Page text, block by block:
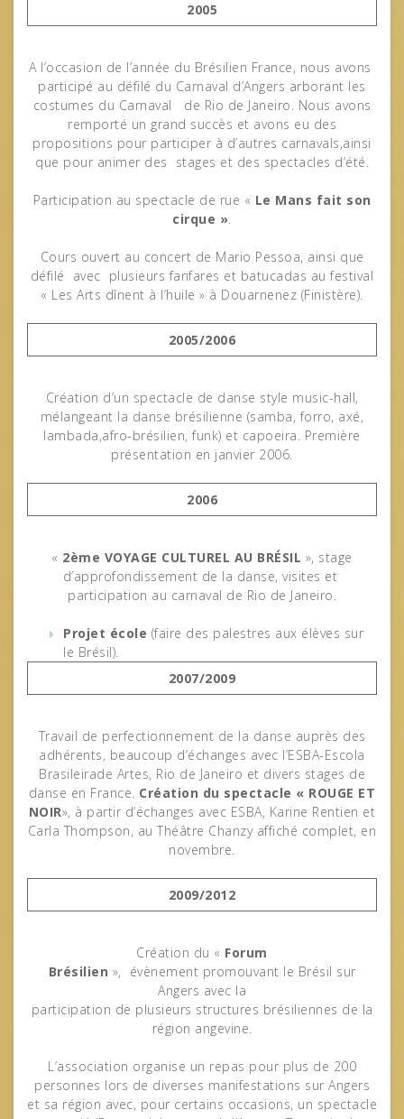
2005
A l’occasion de l’année du Brésilien France, nous avons
participé au défilé du Carnaval d’Angers arborant les
costumes du Carnaval de Rio de Janeiro. Nous avons
remporté un grand succès et avons eu des
propositions pour participer à d’autres carnavals,ainsi
que pour animer des stages et des spectacles d’été.
Participation au spectacle de rue « Le Mans fait son
cirque ».
Cours ouvert au concert de Mario Pessoa, ainsi que
défilé avec plusieurs fanfares et batucadas au festival
« Les Arts dînent à l’huile » à Douarnenez (Finistère).
2005/2006
Création d’un spectacle de danse style music-hall,
mélangeant la danse brésilienne (samba, forro, axé,
lambada,afro-brésilien, funk) et capoeira. Première
présentation en janvier 2006.
2006
« 2ème VOYAGE CULTUREL AU BRÉSIL », stage
d’approfondissement de la danse, visites et
participation au carnaval de Rio de Janeiro.
Projet école (faire des palestres aux élèves sur
le Brésil).
2007/2009
Travail de perfectionnement de la danse auprès des
adhérents, beaucoup d’échanges avec l’ESBA-Escola
Brasileirade Artes, Rio de Janeiro et divers stages de
danse en France. Création du spectacle « ROUGE ET
NOIR», à partir d’échanges avec ESBA, Karine Rentien et
Carla Thompson, au Théâtre Chanzy affiché complet, en
novembre.
2009/2012
Création du « Forum
Brésilien », évènement promouvant le Brésil sur
Angers avec la
participation de plusieurs structures brésiliennes de la
région angevine.
L’association organise un repas pour plus de 200
personnes lors de diverses manifestations sur Angers
et sa région avec, pour certains occasions, un spectacle